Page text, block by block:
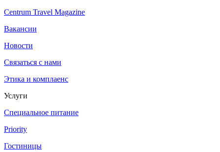
Centrum Travel Magazine
Вакансии
Новости
Связаться с нами
Этика и комплаенс
Услуги
Специальное питание
Priority
Гостиницы